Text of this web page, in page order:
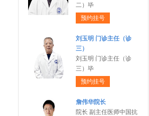
二）毕
预约挂号
刘玉明 门诊主任（诊
三）
刘玉明 门诊主任（诊
三）毕
预约挂号
詹伟华院长
院长 副主任医师中国抗